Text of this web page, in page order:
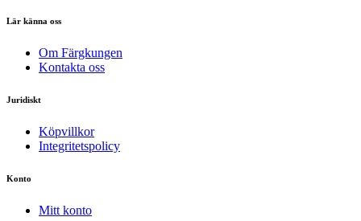
Lär känna oss
Om Färgkungen
Kontakta oss
Juridiskt
Köpvillkor
Integritetspolicy
Konto
Mitt konto